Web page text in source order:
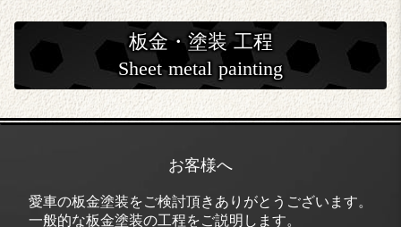
板金・塗装 工程
Sheet metal painting
お客様へ
愛車の板金塗装をご検討頂きありがとうございます。
一般的な板金塗装の工程をご説明します。